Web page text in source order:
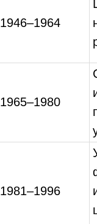
1946–1964
1965–1980
1981–1996